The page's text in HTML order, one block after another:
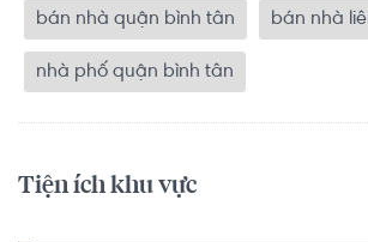
bán nhà quận bình tân bán nhà
nhà phố quận bình tân
Tiện ích khu vực